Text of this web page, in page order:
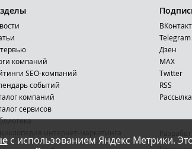
с использованием Яндекс Метрики.
компаний
SEO-компаний
событий
компаний
сервисов
Telegram
Дзен
MAX
Тwitter
RSS
Рассылка